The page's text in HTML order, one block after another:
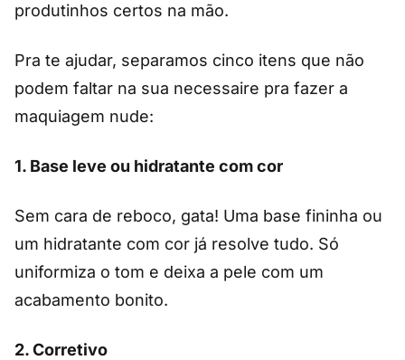
produtinhos certos na mão.
Pra te ajudar, separamos cinco itens que não
podem faltar na sua necessaire pra fazer a
maquiagem nude:
1. Base leve ou hidratante com cor
Sem cara de reboco, gata! Uma base fininha ou
um hidratante com cor já resolve tudo. Só
uniformiza o tom e deixa a pele com um
acabamento bonito.
2. Corretivo